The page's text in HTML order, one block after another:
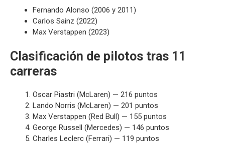
Fernando Alonso (2006 y 2011)
Carlos Sainz (2022)
Max Verstappen (2023)
Clasificación de pilotos tras 11
carreras
Oscar Piastri (McLaren) — 216 puntos
Lando Norris (McLaren) — 201 puntos
Max Verstappen (Red Bull) — 155 puntos
George Russell (Mercedes) — 146 puntos
Charles Leclerc (Ferrari) — 119 puntos